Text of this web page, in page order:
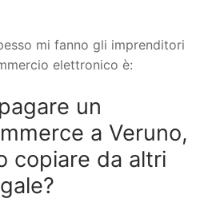
mi fanno gli imprenditori
elettronico è:
un
a Veruno,
copiare da altri